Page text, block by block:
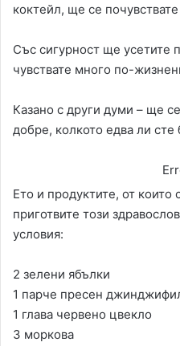
коктейл, ще се
Със сигурност ще усетите
чувствате много по-
Казано с други думи – ще
добре, колкото едва ли сте
Ето и продуктите, от които
приготвите този
условия:
2 зелени ябълки
1 парче пресен
1 глава червено цвекло
3 моркова